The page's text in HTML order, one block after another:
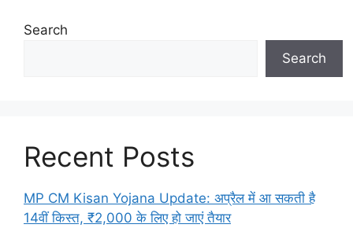
Search
Search
Recent Posts
MP CM Kisan Yojana Update: अप्रैल में आ सकती है
14वीं किस्त, ₹2,000 के लिए हो जाएं तैयार